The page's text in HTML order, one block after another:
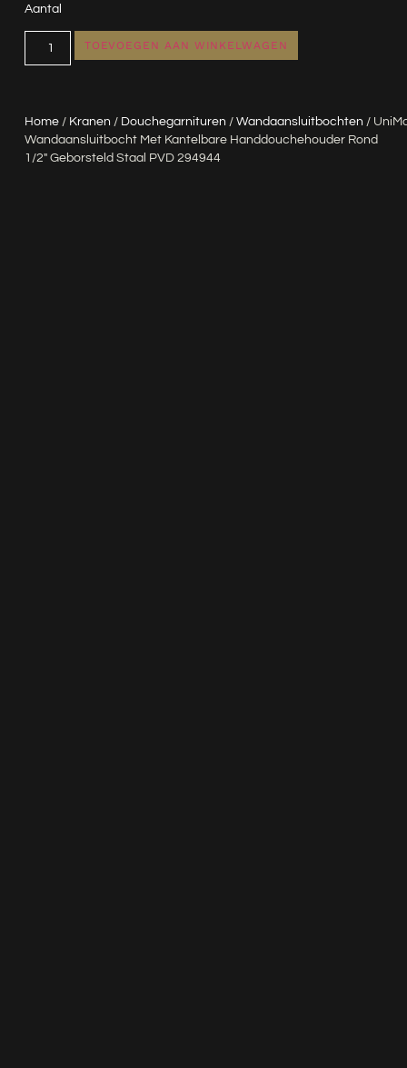
Home/ Kranen / Douchegarnituren / Wandaansluitbochten /
Wandaansluitbocht Met Kantelbare Handdouchehouder Rond
1/2″ Geborsteld Staal PVD 294944
Aantal
TOEVOEGEN AAN WINKELWAGEN